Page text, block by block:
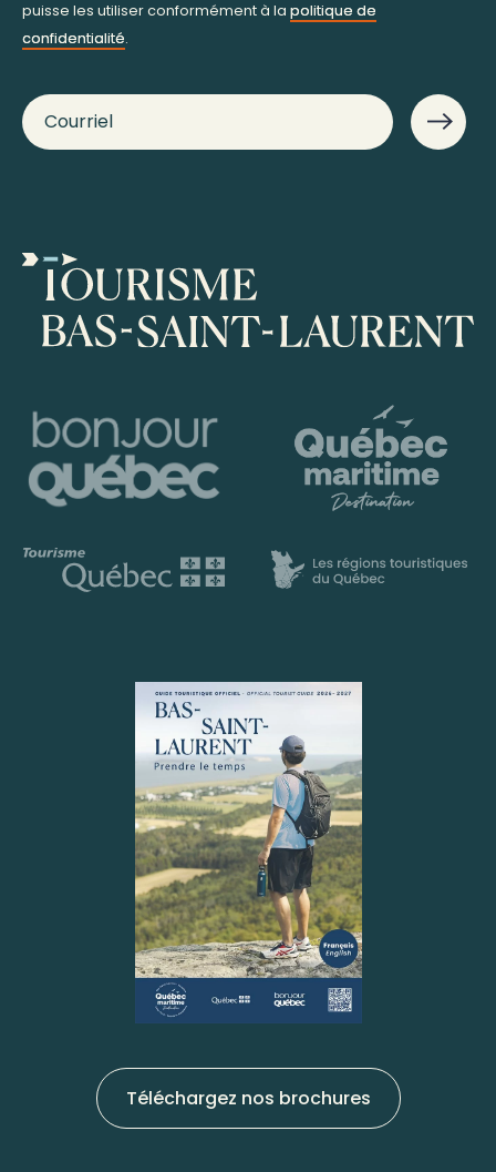
puisse les utiliser conformément à la politique de
confidentialité.
Téléchargez nos brochures